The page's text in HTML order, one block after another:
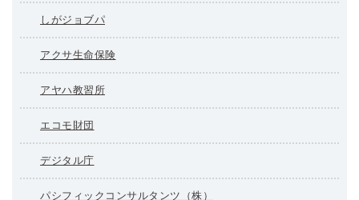
しがジョブパ
アクサ生命保険
アヤハ教習所
エコモ財団
デジタル庁
パシフィックコンサルタンツ（株）